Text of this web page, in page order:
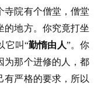
寺院有个僧堂，僧堂
的地方。你究竟打坐
它叫“勤惰由人”。你
为那个进修的人，都
有严格的要求，所以